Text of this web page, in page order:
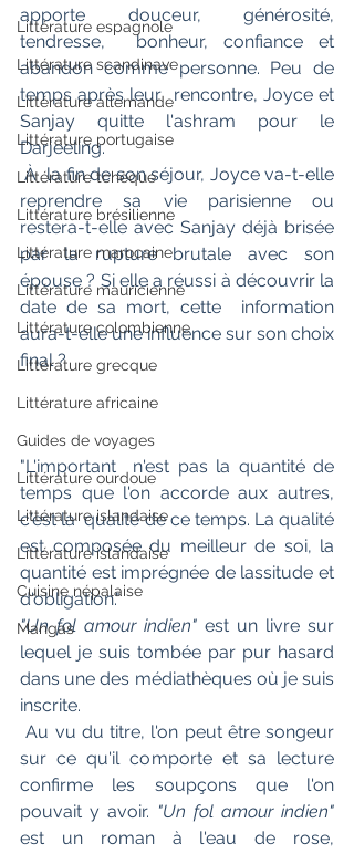
Littérature espagnole
Littérature scandinave
Littérature allemande
Littérature portugaise
Littérature tchèque
Littérature brésilienne
Littérature marocaine
Littérature mauricienne
Littérature colombienne
Littérature grecque
Littérature africaine
Guides de voyages
Littérature ourdoue
Littérature islandaise
Littérature islandaise
Cuisine népalaise
Mangas
apporte douceur, générosité,
tendresse,  bonheur, confiance et
abandon comme personne. Peu de
temps après leur  rencontre, Joyce et
Sanjay quitte l'ashram pour le
Darjeeling.
À  la fin de son séjour, Joyce va-t-elle
reprendre sa vie parisienne ou
restera-t-elle avec Sanjay déjà brisée
par la rupture brutale avec son
épouse ? Si elle a réussi à découvrir la
date de sa mort, cette  information
aura-t-elle une influence sur son choix
final ?
"L'important  n'est pas la quantité de
temps que l'on accorde aux autres,
c'est la  qualité de ce temps. La qualité
est composée du meilleur de soi, la
quantité est imprégnée de lassitude et
d'obligation."
"Un fol amour indien" est un livre sur
lequel je suis tombée par pur hasard
dans une des médiathèques où je suis
inscrite.
Au vu du titre, l'on peut être songeur
sur ce qu'il comporte et sa lecture
confirme les soupçons que l'on
pouvait y avoir.
est un roman à l'eau de rose,